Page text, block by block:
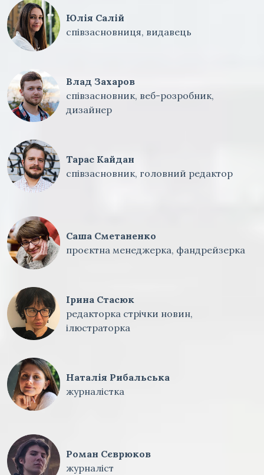
Юлія Салій
співзасновниця, видавець
Влад Захаров
співзасновник, веб-розробник,
дизайнер
Тарас Кайдан
співзасновник, головний редактор
Саша Сметаненко
проєктна менеджерка, фандрейзерка
Ірина Стасюк
редакторка стрічки новин,
ілюстраторка
Наталія Рибальська
журналістка
Роман Сєврюков
журналіст